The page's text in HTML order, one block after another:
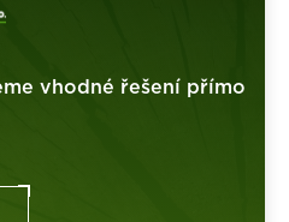
vhodné řešení přímo